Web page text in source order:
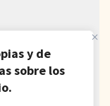
y de
sobre los